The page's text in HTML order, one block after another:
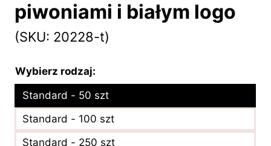
piwoniami i białym logo
(SKU: 20228-t)
Wybierz rodzaj:
Standard - 50 szt
Standard - 100 szt
Standard - 250 szt